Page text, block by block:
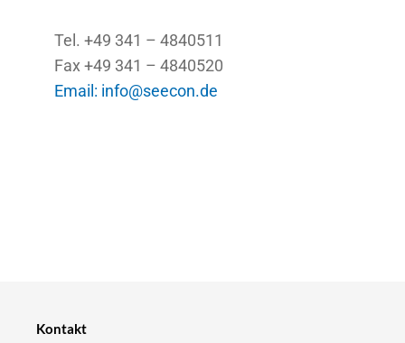
Tel. +49 341 – 4840511
Fax +49 341 – 4840520
Email: info@seecon.de
Kontakt